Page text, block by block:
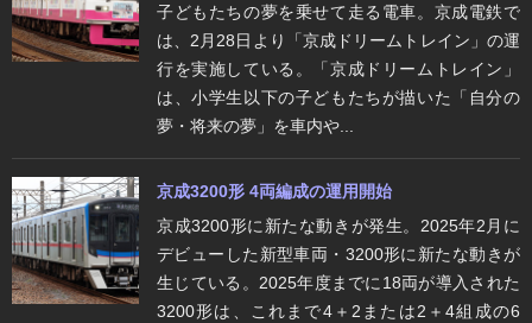
子どもたちの夢を乗せて走る電車。京成電鉄で
は、2月28日より「京成ドリームトレイン」の運
行を実施している。「京成ドリームトレイン」
は、小学生以下の子どもたちが描いた「自分の
夢・将来の夢」を車内や...
京成3200形 4両編成の運用開始
京成3200形に新たな動きが発生。2025年2月に
デビューした新型車両・3200形に新たな動きが
生じている。2025年度までに18両が導入された
3200形は、これまで4＋2または2＋4組成の6